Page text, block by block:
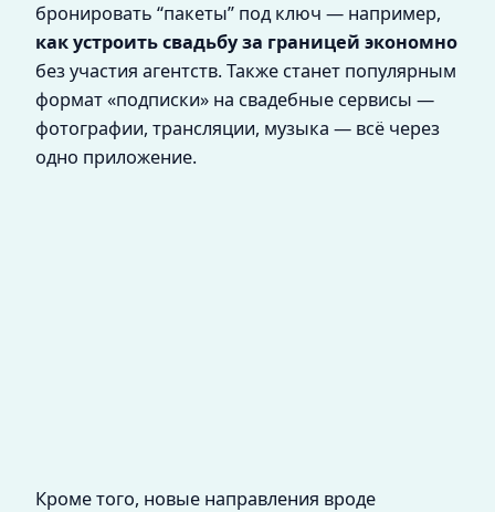
бронировать “пакеты” под ключ — например,
как устроить свадьбу за границей экономно
без участия агентств. Также станет популярным
формат «подписки» на свадебные сервисы —
фотографии, трансляции, музыка — всё через
одно приложение.
Кроме того, новые направления вроде